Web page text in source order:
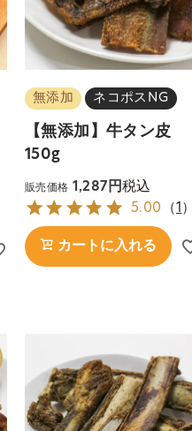
無添加 ネコポスNG
【無添加】牛タン皮
150g
販売価格 1,287 税込
5.00 （1 ）
カートに入れる